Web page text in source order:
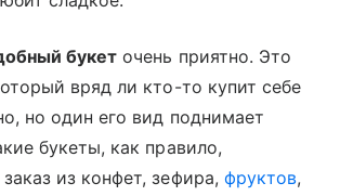
букет очень приятно. Это
вряд ли кто-то купит себе
но один его вид поднимает
букеты, как правило,
из конфет, зефира, фруктов,